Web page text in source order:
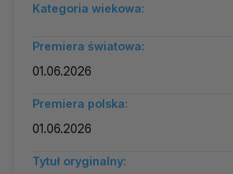
Kategoria wiekowa:
Premiera światowa:
01.06.2026
Premiera polska:
01.06.2026
Tytuł oryginalny: